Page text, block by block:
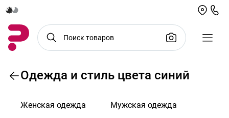
Одежда и стиль цвета синий
Женская одежда Мужская одежда